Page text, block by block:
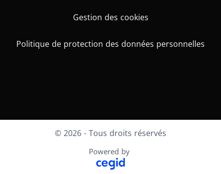
Gestion des cookies
Politique de protection des données personnelles
© 2026 - Tous droits réservés
Powered by